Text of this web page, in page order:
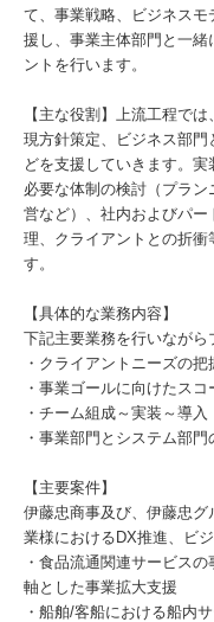
て、事業戦略、ビジネス
援し、事業主体部門と一
ントを行います。
【主な役割】上流工程で
現方針策定、ビジネス部
どを支援していきます。
必要な体制の検討（プラ
営など）、社内およびパ
理、クライアントとの折衝
す。
【具体的な業務内容】
下記主要業務を行いながら
・クライアントニーズの把
・事業ゴールに向けたス
・チーム組成～実装～導入
・事業部門とシステム部
【主要案件】
伊藤忠商事及び、伊藤忠
業様におけるDX推進、ビ
・食品流通関連サービス
軸とした事業拡大支援
・船舶/客船における船内